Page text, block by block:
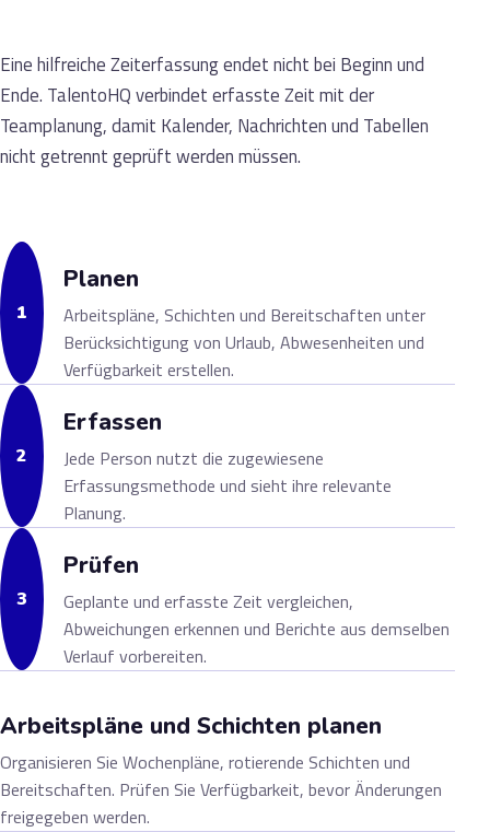
Eine hilfreiche Zeiterfassung endet nicht bei Beginn und
Ende. TalentoHQ verbindet erfasste Zeit mit der
Teamplanung, damit Kalender, Nachrichten und Tabellen
nicht getrennt geprüft werden müssen.
1
Planen
Arbeitspläne, Schichten und Bereitschaften unter
Berücksichtigung von Urlaub, Abwesenheiten und
Verfügbarkeit erstellen.
2
Erfassen
Jede Person nutzt die zugewiesene
Erfassungsmethode und sieht ihre relevante
Planung.
3
Prüfen
Geplante und erfasste Zeit vergleichen,
Abweichungen erkennen und Berichte aus demselben
Verlauf vorbereiten.
Arbeitspläne und Schichten planen
Organisieren Sie Wochenpläne, rotierende Schichten und
Bereitschaften. Prüfen Sie Verfügbarkeit, bevor Änderungen
freigegeben werden.